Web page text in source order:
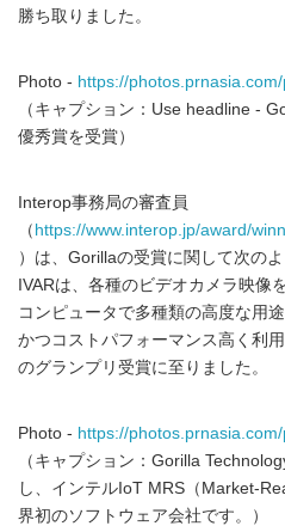
勝ち取りました。
Photo - https://
（キャプション：Use headline -
優秀賞を受賞）
Interop事務局の審査員
（ https://www.interop.jp/award/
）は、Gorillaの受賞に関して次の
IVARは、各種のビデオカメラ映像
コンピュータで多種類の高度な用
かつコストパフォーマンス高く利
のグランプリ受賞に至りました。
Photo - https://
（キャプション：Gorilla
し、インテルIoT MRS（Market-
界初のソフトウェア会社です。）